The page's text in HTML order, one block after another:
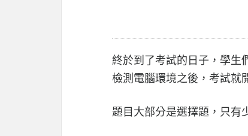
終於到了考試的日子，學生
檢測電腦環境之後，考試就
題目大部分是選擇題，只有